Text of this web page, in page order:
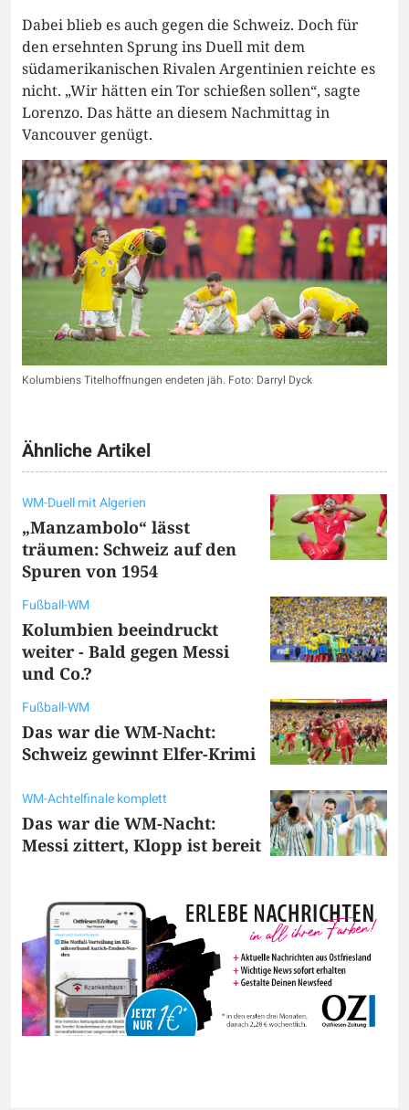
Dabei blieb es auch gegen die Schweiz. Doch für
den ersehnten Sprung ins Duell mit dem
südamerikanischen Rivalen Argentinien reichte es
nicht. „Wir hätten ein Tor schießen sollen“, sagte
Lorenzo. Das hätte an diesem Nachmittag in
Vancouver genügt.
Kolumbiens Titelhoffnungen endeten jäh. Foto: Darryl Dyck
Ähnliche Artikel
WM-Duell mit Algerien
„Manzambolo“ lässt
träumen: Schweiz auf den
Spuren von 1954
Fußball-WM
Kolumbien beeindruckt
weiter - Bald gegen Messi
und Co.?
Fußball-WM
Das war die WM-Nacht:
Schweiz gewinnt Elfer-Krimi
WM-Achtelfinale komplett
Das war die WM-Nacht:
Messi zittert, Klopp ist bereit